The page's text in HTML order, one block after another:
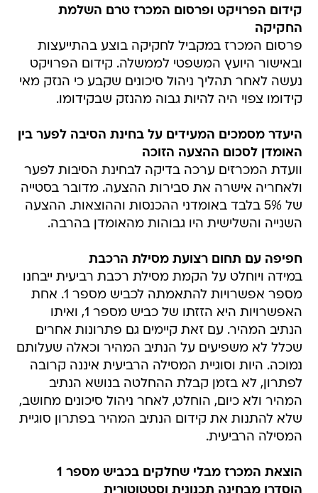
קידום הפרויקט ופרסום המכרז טרם השלמת
החקיקה
פרסום המכרז במקביל לחקיקה בוצע בהתייעצות
ובאישור היועץ המשפטי לממשלה. קידום הפרויקט
נעשה לאחר תהליך ניהול סיכונים שקבע כי הנזק מאי
קידומו צפוי היה להיות גבוה מהנזק שבקידומו.
היעדר מסמכים המעידים על בחינת הסיבה לפער בין
האומדן לסכום ההצעה הזוכה
וועדת המכרזים ערכה בדיקה לבחינת הסיבות לפער
ולאחריה אישרה את סבירות ההצעה. מדובר בסטייה
של 5% בלבד באומדני ההכנסות וההוצאות. ההצעה
השנייה והשלישית היו גבוהות מהאומדן בהרבה.
חפיפה עם תחום רצועת מסילת הרכבת
במידה ויוחלט על הקמת מסילת רכבת רביעית ייבחנו
מספר אפשרויות להתאמתה לכביש מספר 1. אחת
האפשרויות היא הזזתו של כביש מספר 1, ואיתו
הנתיב המהיר. עם זאת קיימים גם פתרונות אחרים
שכלל לא משפיעים על הנתיב המהיר וכאלה שעלותם
נמוכה. היות וסוגיית המסילה הרביעית איננה קרובה
לפתרון, לא בזמן קבלת ההחלטה בנושא הנתיב
המהיר ולא כיום, הוחלט, לאחר ניהול סיכונים מחושב,
שלא להתנות את קידום הנתיב המהיר בפתרון סוגיית
המסילה הרביעית.
הוצאת המכרז מבלי שחלקים בכביש מספר 1
הוסדרו מבחינה תכנונית וסטטוטורית